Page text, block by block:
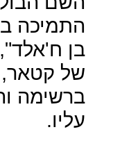
התמיכה
בן
של קטאר,
ברשימה
עליו.